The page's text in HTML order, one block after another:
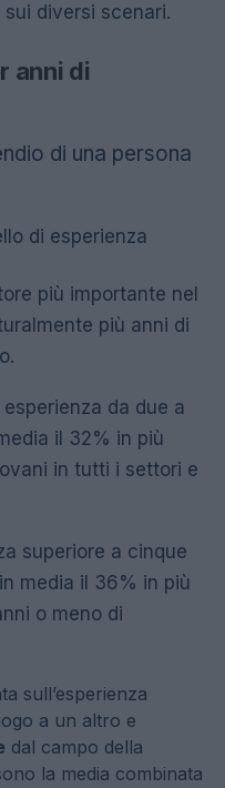
diversi scenari.
anni di
di una persona
più importante nel
più anni di
da due a
il 32% in più
in tutti i settori e
superiore a cinque
media il 36% in più
o meno di
sull’esperienza
a un altro e
dal campo della
la media combinata